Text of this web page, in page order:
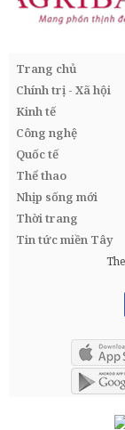
Trang chủ
Chính trị - Xã hội
Kinh tế
Công nghệ
Quốc tế
Thể thao
Nhịp sống mới
Thời trang
Tin tức miền Tây